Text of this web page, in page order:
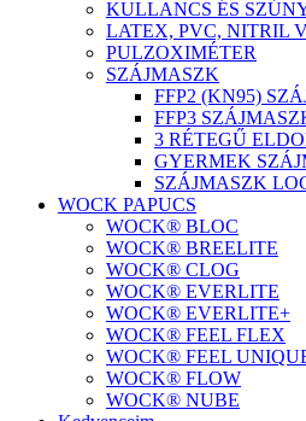
KULLANCS ÉS
LATEX, PVC, NITRIL
PULZOXIMÉTER
SZÁJMASZK
FFP2 (KN95)
FFP3
3 RÉTEGŰ
GYERMEK
SZÁJMASZK
WOCK PAPUCS
WOCK® BLOC
WOCK® BREELITE
WOCK® CLOG
WOCK® EVERLITE
WOCK® EVERLITE+
WOCK® FEEL FLEX
WOCK® FEEL
WOCK® FLOW
WOCK® NUBE